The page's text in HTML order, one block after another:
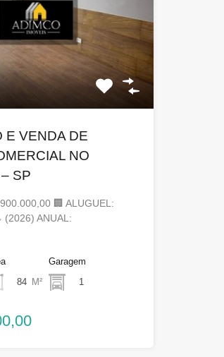
E VENDA DE
NO
SP
🏢 ALUGUEL:
ANUAL:
84
M²
Garagem
1